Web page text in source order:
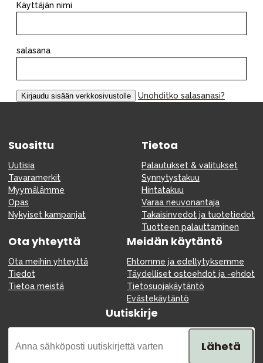
Käyttäjän nimi
salasana
Unohditko salasanasi?
Suosittu
Uutisia
Tavaramerkit
Myymälämme
Opas
Nykyiset kampanjat
Tietoa
Palautukset & valitukset
Synnytystakuu
Hintatakuu
Varaa neuvonantaja
Takaisinvedot ja tuotetiedot
Tuotteen palauttaminen
Ota yhteyttä
Ota meihin yhteyttä
Tiedot
Tietoa meistä
Meidän käytäntö
Ehtomme ja edellytyksemme
Täydelliset ostoehdot ja -ehdot
Tietosuojakäytäntö
Evästekäytäntö
Uutiskirje
Lähetä
Lelut ja pelit
Äiti & Isä
Huonekalut & vuodevaatteet
Tarvikkeet
Kampanjat
Lahjavinkkejä
Suosikit
Tavaramerkit
Outlet
Opas
Ota meihin yhteyttä osoitteessa
Myymälämme